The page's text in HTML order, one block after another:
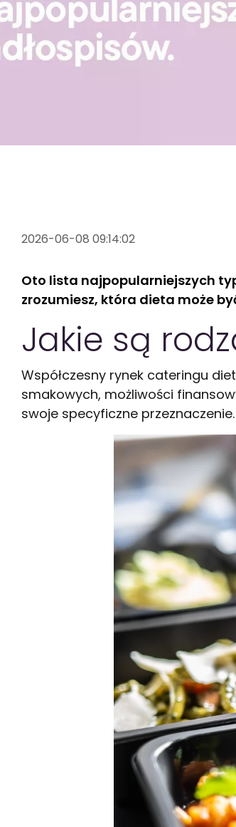
2026-06-08 09:14:02
Oto lista najpopularniejszych
zrozumiesz, która dieta może
Jakie są
Współczesny rynek cateringu
smakowych, możliwości
swoje specyficzne